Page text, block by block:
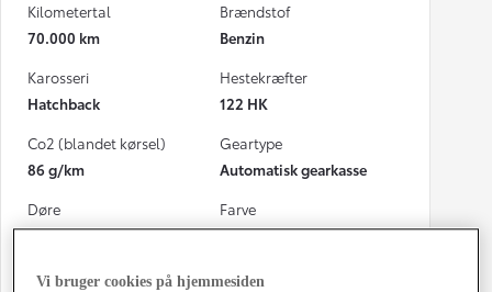
Kilometertal
70.000 km
Brændstof
Benzin
Karosseri
Hatchback
Hestekræfter
122 HK
Co2 (blandet kørsel)
86 g/km
Geartype
Automatisk gearkasse
Døre
5
Farve
1G3 Ash Grey
Energiklasse
Grøn ejerafgift (årligt)
Vi bruger cookies på hjemmesiden